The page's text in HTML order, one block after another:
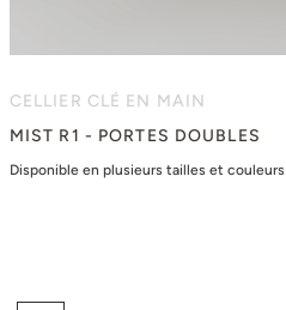
CELLIER CLÉ EN MAIN
MIST R1 - PORTES DOUBLES
Disponible en plusieurs tailles et couleurs